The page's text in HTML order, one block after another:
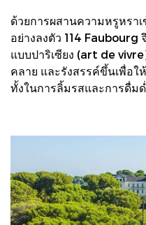
ด้วยการผสานความหรูหรา
อย่างลงตัว 114
แบบปาริเซียง (art de
คลาย และรังสรรค์ขึ้นเพื่อใ
ทั้งในการลิ้มรสและการดื่ม